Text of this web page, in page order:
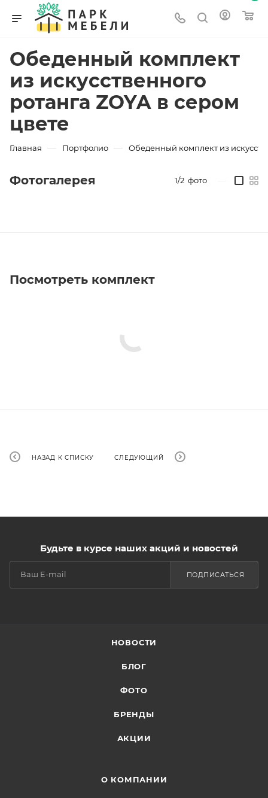
Обеденный комплект
из искусственного
ротанга ZOYA в сером
цвете
Главная — Портфолио — Обеденный комплект из
Фотогалерея 1/2 фото
Посмотреть комплект
НАЗАД К СПИСКУ СЛЕДУЮЩИЙ
Будьте в курсе наших акций и новостей
ПОДПИСАТЬСЯ
НОВОСТИ
БЛОГ
ФОТО
БРЕНДЫ
АКЦИИ
О КОМПАНИИ